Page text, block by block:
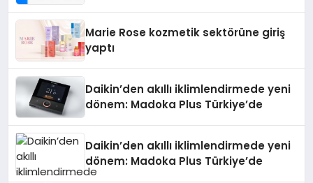
Marie Rose kozmetik sektörüne giriş
yaptı
Daikin’den akıllı iklimlendirmede yeni
dönem: Madoka Plus Türkiye’de
Daikin’den akıllı iklimlendirmede yeni
dönem: Madoka Plus Türkiye’de